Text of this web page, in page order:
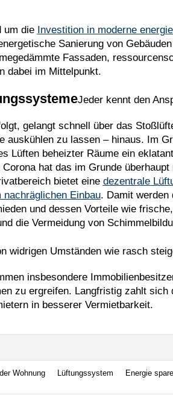
um die Investition in moderne
Sanierung von
Fassaden,
dabei im Mittelpunkt.
Jeder kennt den
gelangt schnell über das
auskühlen zu lassen – hinaus. Im
Lüften beheizter Räume ein
hat das im Grunde
bietet eine dezentrale
Einbau. Damit werden
und dessen Vorteile wie
die Vermeidung von
widrigen Umständen wie rasch
insbesondere
zu ergreifen. Langfristig zahlt sich
in besserer Vermietbarkeit.
Wohnung Lüftungssystem Energie